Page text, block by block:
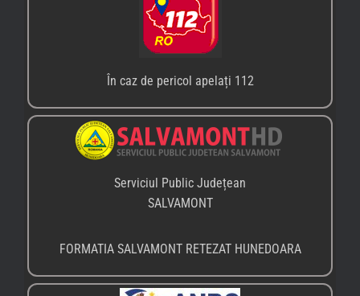
În caz de pericol apelați 112
Serviciul Public Județean
SALVAMONT
FORMATIA SALVAMONT RETEZAT HUNEDOARA